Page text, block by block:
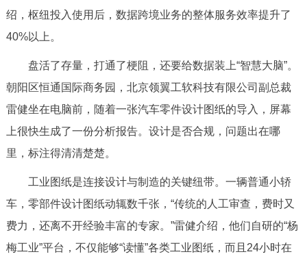
绍，枢纽投入使用后，数据跨境业务的整体服务效率提升了
40%以上。
盘活了存量，打通了梗阻，还要给数据装上“智慧大脑”。
朝阳区恒通国际商务园，北京领翼工软科技有限公司副总裁
雷健坐在电脑前，随着一张汽车零件设计图纸的导入，屏幕
上很快生成了一份分析报告。设计是否合规，问题出在哪
里，标注得清清楚楚。
工业图纸是连接设计与制造的关键纽带。一辆普通小轿
车，零部件设计图纸动辄数千张，“传统的人工审查，费时又
费力，还离不开经验丰富的专家。”雷健介绍，他们自研的“杨
梅工业”平台，不仅能够“读懂”各类工业图纸，而且24小时在